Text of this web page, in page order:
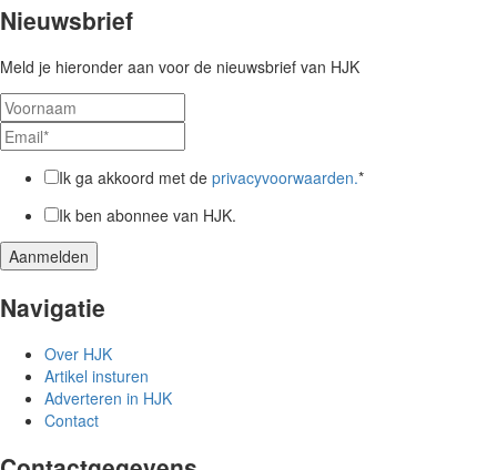
Nieuwsbrief
Meld je hieronder aan voor de nieuwsbrief van HJK
Ik ga akkoord met de privacyvoorwaarden.*
Ik ben abonnee van HJK.
Navigatie
Over HJK
Artikel insturen
Adverteren in HJK
Contact